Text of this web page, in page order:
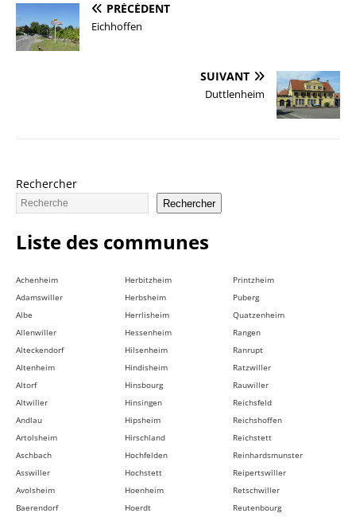
PRÉCÉDENT
Eichhoffen
SUIVANT
Duttlenheim
Rechercher
Rechercher
Liste des communes
Achenheim
Adamswiller
Albe
Allenwiller
Alteckendorf
Altenheim
Altorf
Altwiller
Andlau
Artolsheim
Aschbach
Asswiller
Avolsheim
Baerendorf
Herbitzheim
Herbsheim
Herrlisheim
Hessenheim
Hilsenheim
Hindisheim
Hinsbourg
Hinsingen
Hipsheim
Hirschland
Hochfelden
Hochstett
Hoenheim
Hoerdt
Printzheim
Puberg
Quatzenheim
Rangen
Ranrupt
Ratzwiller
Rauwiller
Reichsfeld
Reichshoffen
Reichstett
Reinhardsmunster
Reipertswiller
Retschwiller
Reutenbourg